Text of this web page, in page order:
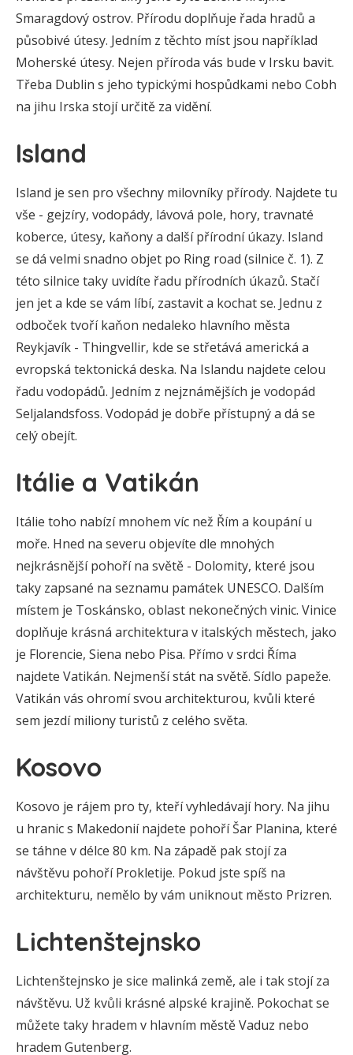
Smaragdový ostrov. Přírodu doplňuje řada hradů a
působivé útesy. Jedním z těchto míst jsou například
Moherské útesy. Nejen příroda vás bude v Irsku bavit.
Třeba Dublin s jeho typickými hospůdkami nebo Cobh
na jihu Irska stojí určitě za vidění.
Island
Island je sen pro všechny milovníky přírody. Najdete tu
vše - gejzíry, vodopády, lávová pole, hory, travnaté
koberce, útesy, kaňony a další přírodní úkazy. Island
se dá velmi snadno objet po Ring road (silnice č. 1). Z
této silnice taky uvidíte řadu přírodních úkazů. Stačí
jen jet a kde se vám líbí, zastavit a kochat se. Jednu z
odboček tvoří kaňon nedaleko hlavního města
Reykjavík - Thingvellir, kde se střetává americká a
evropská tektonická deska. Na Islandu najdete celou
řadu vodopádů. Jedním z nejznámějších je vodopád
Seljalandsfoss. Vodopád je dobře přístupný a dá se
celý obejít.
Itálie a Vatikán
Itálie toho nabízí mnohem víc než Řím a koupání u
moře. Hned na severu objevíte dle mnohých
nejkrásnější pohoří na světě - Dolomity, které jsou
taky zapsané na seznamu památek UNESCO. Dalším
místem je Toskánsko, oblast nekonečných vinic. Vinice
doplňuje krásná architektura v italských městech, jako
je Florencie, Siena nebo Pisa. Přímo v srdci Říma
najdete Vatikán. Nejmenší stát na světě. Sídlo papeže.
Vatikán vás ohromí svou architekturou, kvůli které
sem jezdí miliony turistů z celého světa.
Kosovo
Kosovo je rájem pro ty, kteří vyhledávají hory. Na jihu
u hranic s Makedonií najdete pohoří Šar Planina, které
se táhne v délce 80 km. Na západě pak stojí za
návštěvu pohoří Prokletije. Pokud jste spíš na
architekturu, nemělo by vám uniknout město Prizren.
Lichtenštejnsko
Lichtenštejnsko je sice malinká země, ale i tak stojí za
návštěvu. Už kvůli krásné alpské krajině. Pokochat se
můžete taky hradem v hlavním městě Vaduz nebo
hradem Gutenberg.